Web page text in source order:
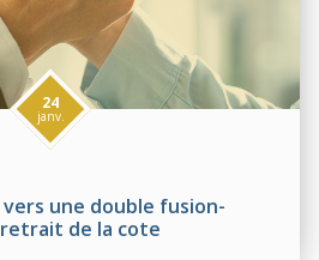
une double fusion-
de la cote
24
janv.